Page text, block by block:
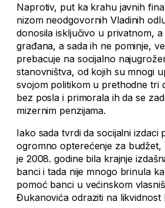
Naprotiv, put ka krahu javnih
nizom neodgovornih Vladinih
donosila isključivo u privatnom,
građana, a sada ih ne pominje,
prebacuje na socijalno
stanovništva, od kojih su mnogi
svojom politikom u prethodne tri
bez posla i primorala ih da se
mizernim penzijama.
Iako sada tvrdi da socijalni izdaci
ogromno opterećenje za budžet,
je 2008. godine bila krajnje
banci i tada nije mnogo brinula
pomoć banci u većinskom
Đukanovića odraziti na likvidnost